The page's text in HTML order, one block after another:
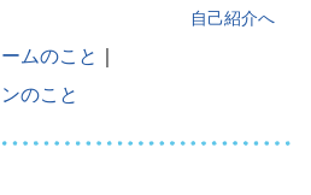
自己紹介へ
ムのこと
のこと